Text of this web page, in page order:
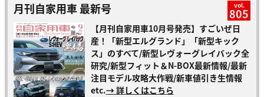
月刊自家用車 最新号 vol.
805
【月刊自家用車10月号発売】すごいぜ日
産！「新型エルグランド」「新型キック
ス」のすべて/新型レヴォーグレイバック全
研究/新型フィット＆N-BOX最新情報/最新
注目モデル攻略大作戦/新車値引き生情報
etc.→ 詳しくはこちら